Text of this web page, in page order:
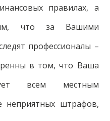
правилах, а
что за Вашими
профессионалы –
в том, что Ваша
всем местным
неприятных штрафов,